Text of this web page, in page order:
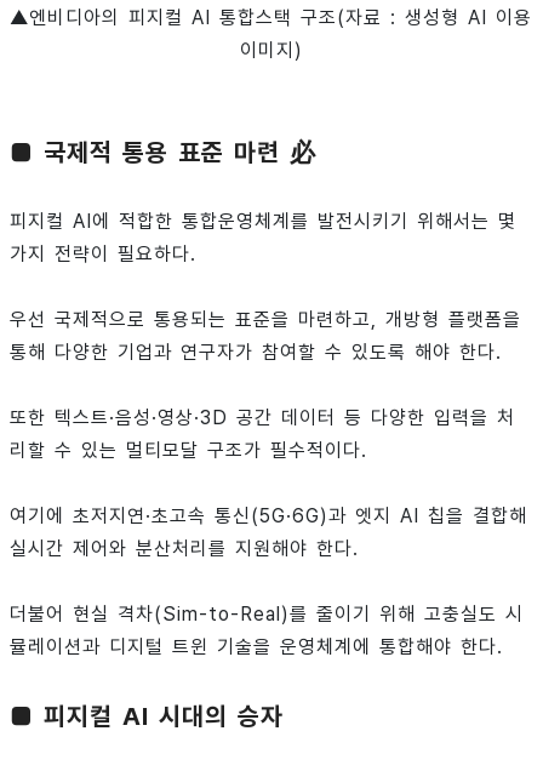
▲엔비디아의 피지컬 AI 통합스택 구조(자료 : 생성형 AI 이용
이미지)
■ 국제적 통용 표준 마련 必
피지컬 AI에 적합한 통합운영체계를 발전시키기 위해서는 몇
가지 전략이 필요하다.
우선 국제적으로 통용되는 표준을 마련하고, 개방형 플랫폼을
통해 다양한 기업과 연구자가 참여할 수 있도록 해야 한다.
또한 텍스트·음성·영상·3D 공간 데이터 등 다양한 입력을 처
리할 수 있는 멀티모달 구조가 필수적이다.
여기에 초저지연·초고속 통신(5G·6G)과 엣지 AI 칩을 결합해
실시간 제어와 분산처리를 지원해야 한다.
더불어 현실 격차(Sim-to-Real)를 줄이기 위해 고충실도 시
뮬레이션과 디지털 트윈 기술을 운영체계에 통합해야 한다.
■ 피지컬 AI 시대의 승자